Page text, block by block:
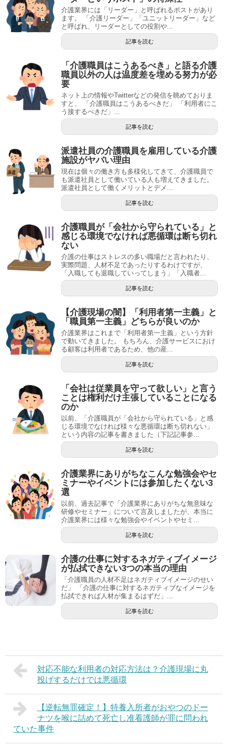
介護業界には「リーダー」と呼ばれるポストがあり
ます。 「介護リーダー」「ユニットリーダー」など
と呼ばれ、リーダーとしての役割や...
記事を読む
「介護職員はこうあるべき」と語る介護
職員以外の人は温度差を埋める努力が必
要
ネット上の情報やTwitterなどの発信を眺めておりま
すと、 「介護職員はこうあるべきだ」 「利用者にこ
う接するべきだ」...
記事を読む
派遣社員の介護職員を雇用している介護
施設がヤバい理由
現在は個々の働き方も多様化してきて、介護職員で
も派遣社員として働いている人も増えてきました。
派遣社員として働くメリットとデメ...
記事を読む
介護職員が「会社から守られている」と
感じる環境でなければ悪循環は断ち切れ
ない
介護の仕事はストレスの多い職場だと言われたり、
実際問題、人材不足であったりするわけですが、
「入職しても退職していってしまう」「入職者...
記事を読む
【介護現場の闇】「利用者第一主義」と
「職員第一主義」どちらが良いのか
介護業界はこれまで「利用者第一主義」という方針
で動いてきました。 もちろん、介護サービスにおけ
る顧客は利用者であるため、他の産...
記事を読む
「会社は従業員を守って欲しい」と言う
ことは権利だけ主張していることになる
のか
以前、「介護職員が「会社から守られている」と感
じる環境でなければ様々な悪循環は断ち切れない」
という内容の記事を書きました（下記記事参...
記事を読む
介護業界にありがちなこんな勉強会やセ
ミナーやイベントには参加したくない3
選
以前、過去記事で「介護業界にありがちな無意味な
研修やセミナー」について言及しましたが、本当に
介護業界には様々な勉強会やイベントやセミ...
記事を読む
介護の仕事に対するネガティブイメージ
が払拭できない3つの本当の理由
「介護職員の人材不足はネガティブイメージのせい
だ」 「介護の仕事に対するネガティブなイメージを
払拭できれば人材が集まるはずだ」...
記事を読む
対応不能な利用者の対応方法は？介護現場に丸
投げするだけでは悪循環
【逆転無罪確定！】特養入所者がおやつのドー
ナツを喉に詰めて死亡し准看護師が罪に問われ
ていた事件